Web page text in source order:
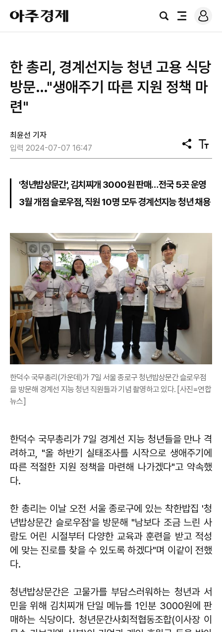
아
주
경
검
전
로
그
한 총리, 경계선지능 청년 고용 식당
방문…"생애주기 따른 지원 정책 마
련"
최윤선 기자
입력 2024-07-07 16:47
공
유
텍
스
기
'청년밥상문간', 김치찌개 3000원 판매…전국 5곳 운영
3월 개점 슬로우점, 직원 10명 모두 경계선지능 청년 채용
한덕수 국무총리(가운데)가 7일 서울 종로구 청년밥상문간 슬로우점
을 방문해 경계선 지능 청년 직원들과 기념 촬영하고 있다. [사진=연합
뉴스]
한덕수 국무총리가 7일 경계선 지능 청년들을 만나 격
려하고, "올 하반기 실태조사를 시작으로 생애주기에
따른 적절한 지원 정책을 마련해 나가겠다"고 약속했
다.
한 총리는 이날 오전 서울 종로구에 있는 착한밥집 '청
년밥상문간 슬로우점'을 방문해 "남보다 조금 느린 사
람도 어린 시절부터 다양한 교육과 훈련을 받고 적성
에 맞는 진로를 찾을 수 있도록 하겠다"며 이같이 전했
다.
청년밥상문간은 고물가를 부담스러워하는 청년과 서
민을 위해 김치찌개 단일 메뉴를 1인분 3000원에 판
매하는 식당이다. 청년문간사회적협동조합(이사장 이